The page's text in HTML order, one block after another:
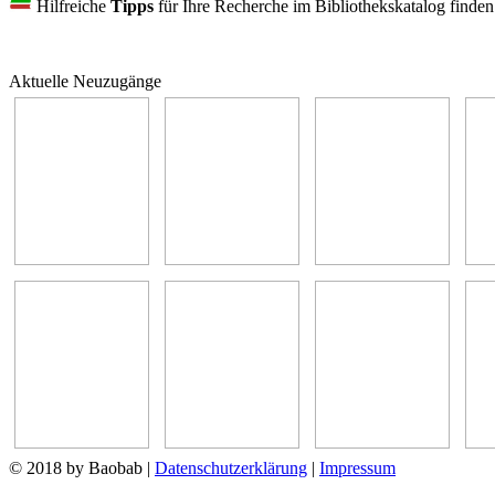
Hilfreiche Tipps für Ihre Recherche im Bibliothekskatalog
Aktuelle Neuzugänge
© 2018 by Baobab | Datenschutzerklärung | Impressum